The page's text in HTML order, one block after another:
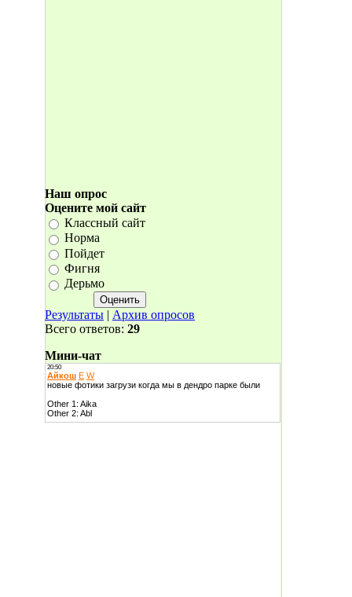
Наш опрос
Оцените мой сайт
Классный сайт
Норма
Пойдет
Фигня
Дерьмо
Результаты | Архив опросов
Всего ответов: 29
Мини-чат